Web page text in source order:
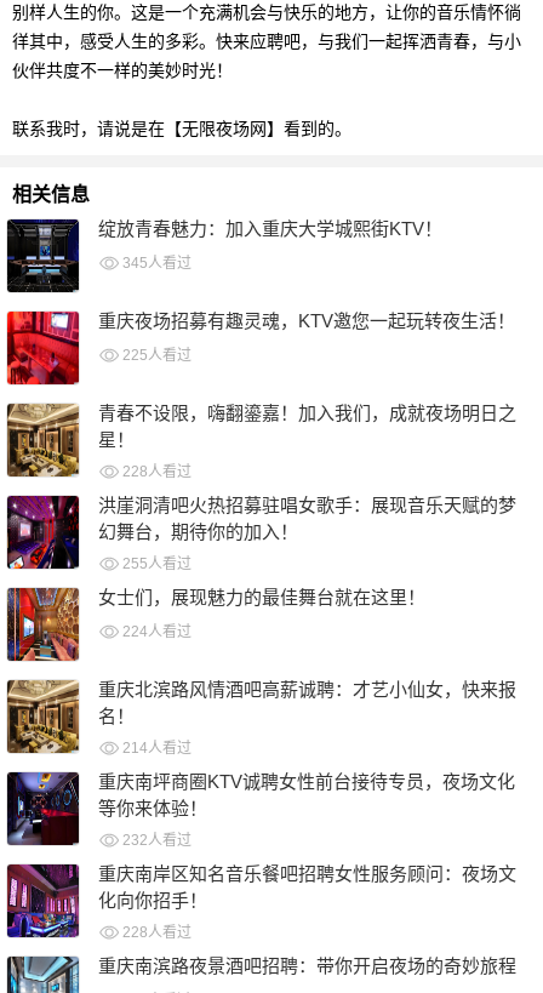
别样人生的你。这是一个充满机会与快乐的地方，让你的音乐情怀徜
徉其中，感受人生的多彩。快来应聘吧，与我们一起挥洒青春，与小
伙伴共度不一样的美妙时光！
联系我时，请说是在【无限夜场网】看到的。
相关信息
绽放青春魅力：加入重庆大学城熙街KTV！
345人看过
09月11日
重庆夜场招募有趣灵魂，KTV邀您一起玩转夜生活！
225人看过
09月11日
青春不设限，嗨翻鎏嘉！加入我们，成就夜场明日之
星！
228人看过
09月11日
洪崖洞清吧火热招募驻唱女歌手：展现音乐天赋的梦
幻舞台，期待你的加入！
255人看过
女士们，展现魅力的最佳舞台就在这里！
224人看过
09月11日
重庆北滨路风情酒吧高薪诚聘：才艺小仙女，快来报
名！
214人看过
09月11日
重庆南坪商圈KTV诚聘女性前台接待专员，夜场文化
等你来体验！
232人看过
09月11日
重庆南岸区知名音乐餐吧招聘女性服务顾问：夜场文
化向你招手！
228人看过
09月11日
重庆南滨路夜景酒吧招聘：带你开启夜场的奇妙旅程